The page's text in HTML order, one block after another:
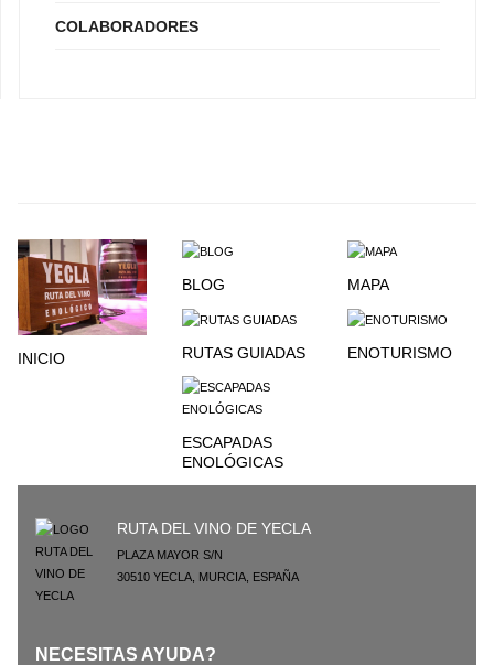
COLABORADORES
INICIO
BLOG MAPA
RUTAS GUIADAS ENOTURISMO
ESCAPADAS
ENOLÓGICAS
RUTA DEL VINO DE YECLA
PLAZA MAYOR S/N
30510 YECLA MURCIA ESPAÑA
NECESITAS AYUDA?